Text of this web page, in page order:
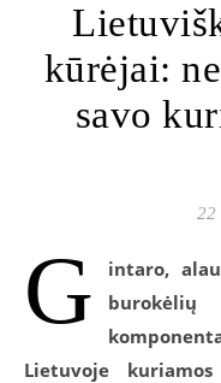
kūrėjai:
savo
22
G
intaro,
Lietuvoje